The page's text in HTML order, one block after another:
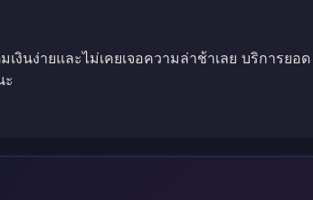
งินง่ายและไม่เคยเจอความล่าช้าเลย บริการยอด
ะ